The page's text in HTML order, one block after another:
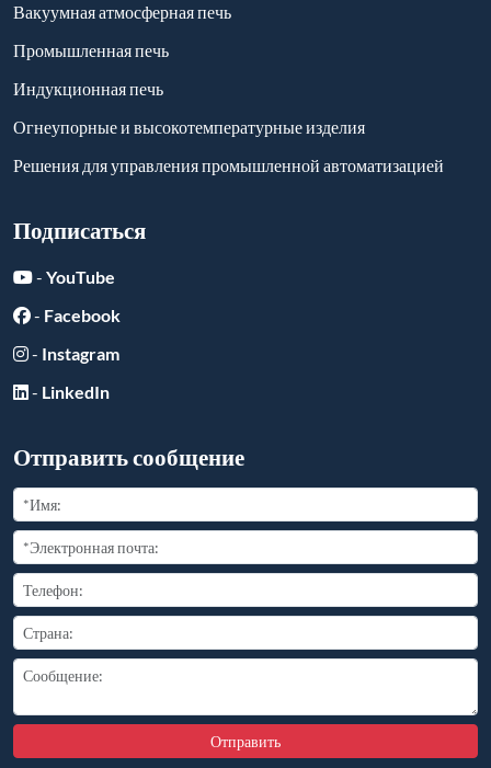
Вакуумная атмосферная печь
Промышленная печь
Индукционная печь
Огнеупорные и высокотемпературные изделия
Решения для управления промышленной автоматизацией
Подписаться
- YouTube
- Facebook
- Instagram
- LinkedIn
Отправить сообщение
Отправить